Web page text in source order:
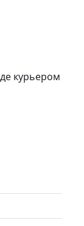
курьером